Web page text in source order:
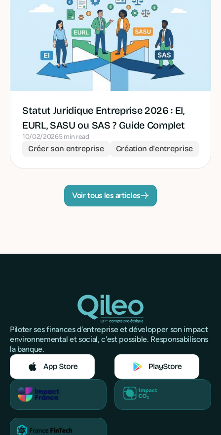
Statut Juridique Entreprise 2026 : EI,
EURL, SASU ou SAS ? Guide Complet
10/02/20265 min read
Créer son entreprise Création d'entreprise
Voir tous les articles
Piloter ses finances d'entreprise et développer son impact
environnemental et social, c'est possible. Responsabilisons
la banque.